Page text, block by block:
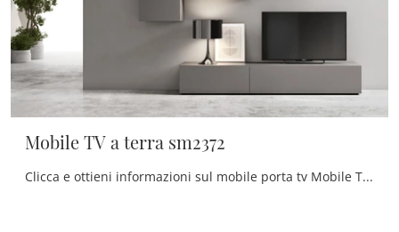
Mobile TV a terra sm2372
Clicca e ottieni informazioni sul mobile porta tv Mobile TV a terra sm2372 di Maronese: realizzato in melaminico, ben si inserisce in spazi moderni.